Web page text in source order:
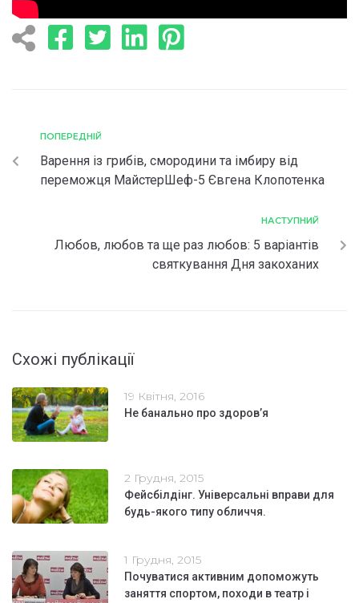
ПОПЕРЕДНІЙ
Варення із грибів, смородини та імбиру від
переможця МайстерШеф-5 Євгена Клопотенка
НАСТУПНИЙ
Любов, любов та ще раз любов: 5 варіантів
святкування Дня закоханих
Схожі публікації
19 Квітня, 2016
Не банально про здоров’я
2 Грудня, 2015
Фейсбілдінг. Універсальні вправи для
будь-якого типу обличчя.
1 Грудня, 2015
Почуватися активним допоможуть
заняття спортом, походи в театр і